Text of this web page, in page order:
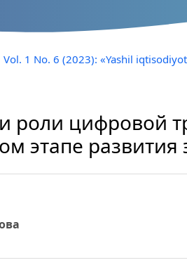
Vol. 1 No. 6 (2023): «Yashil
роли цифровой
этапе развития